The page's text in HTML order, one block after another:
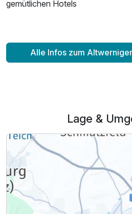
gemütlichen Hotels
Alle Infos zum
Lage &